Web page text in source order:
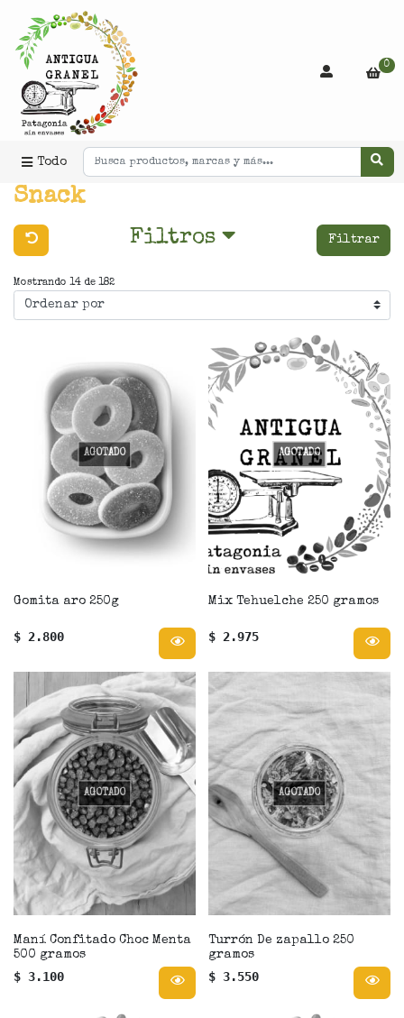
Todo
0
Snack
Filtros Filtrar
Mostrando 14 de 182
AGOTADO
Gomita aro 250g
$ 2.800
AGOTADO
Mix Tehuelche 250 gramos
$ 2.975
AGOTADO
Maní Confitado Choc Menta
500 gramos
$ 3.100
AGOTADO
Turrón De zapallo 250
gramos
$ 3.550